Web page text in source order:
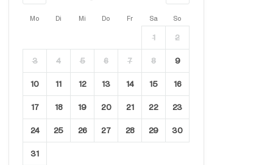
Mo Di Mi Do Fr Sa So
1 2
3 4 5 6 7 8 9
10 11 12 13 14 15 16
17 18 19 20 21 22 23
24 25 26 27 28 29 30
31